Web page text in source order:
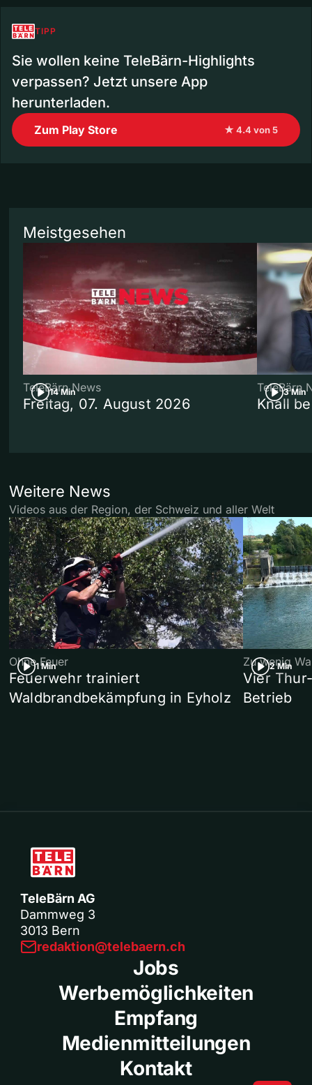
TIPP
Sie wollen keine TeleBärn-Highlights
verpassen? Jetzt unsere App
herunterladen.
Zum Play Store ★ 4.4 von 5
Meistgesehen
14 Min
TeleBärn News
Freitag, 07. August 2026
3 Min
TeleBärn
Knall
Weitere News
Videos aus der Region, der Schweiz und aller Welt
1 Min
Ohne Feuer
Feuerwehr trainiert
Waldbrandbekämpfung in Eyholz
2 Min
Zu wenig
Vier
Betrieb
TeleBärn AG
Dammweg 3
3013 Bern
redaktion@telebaern.ch
Jobs
Werbemöglichkeiten
Empfang
Medienmitteilungen
Kontakt